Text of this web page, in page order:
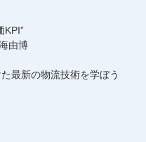
KPI”
由博
最新の物流技術を学ぼう